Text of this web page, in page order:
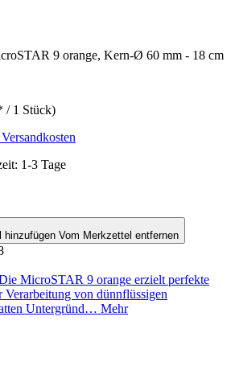
/ 1 Stück)
1-3 Tage
hinzufügen Vom Merkzettel entfernen
MicroSTAR 9 orange erzielt perfekte
Verarbeitung von dünnflüssigen
Untergründ… Mehr